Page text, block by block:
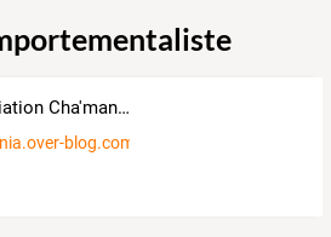
Association Cha'mania
blog.com